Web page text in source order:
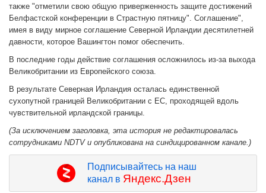
также "отметили свою общую приверженность защите достижений
Белфастской конференции в Страстную пятницу". Соглашение",
имея в виду мирное соглашение Северной Ирландии десятилетней
давности, которое Вашингтон помог обеспечить.
В последние годы действие соглашения осложнилось из-за выхода
Великобритании из Европейского союза.
В результате Северная Ирландия осталась единственной
сухопутной границей Великобритании с ЕС, проходящей вдоль
чувствительной ирландской границы.
(За исключением заголовка, эта история не редактировалась
сотрудниками NDTV и опубликована на синдицированном канале.)
Подписывайтесь на наш
канал в Яндекс.Дзен